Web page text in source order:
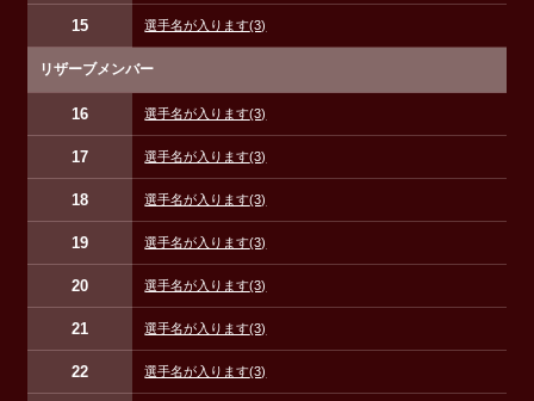
15 選手名が入ります(3)
リザーブメンバー
16 選手名が入ります(3)
17 選手名が入ります(3)
18 選手名が入ります(3)
19 選手名が入ります(3)
20 選手名が入ります(3)
21 選手名が入ります(3)
22 選手名が入ります(3)